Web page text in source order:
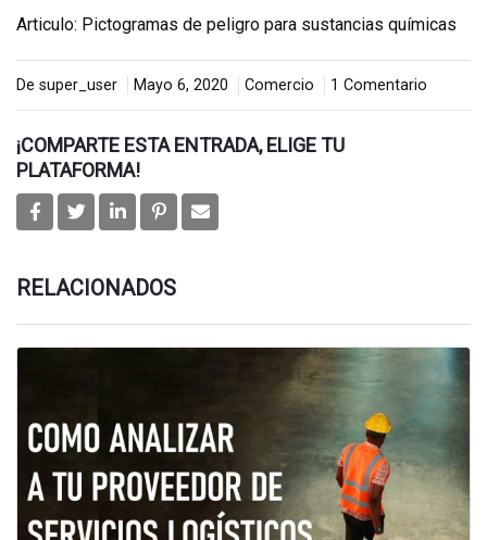
Articulo: Pictogramas de peligro para sustancias químicas
De super_user Mayo 6, 2020 Comercio 1 Comentario
¡COMPARTE ESTA ENTRADA, ELIGE TU
PLATAFORMA!
RELACIONADOS